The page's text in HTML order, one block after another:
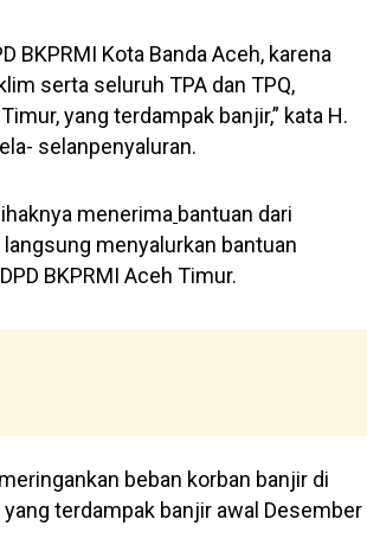
BKPRMI Kota Banda Aceh, karena
serta seluruh TPA dan TPQ,
yang terdampak banjir,” kata H.
selanpenyaluran.
menerima bantuan dari
langsung menyalurkan bantuan
BKPRMI Aceh Timur.
beban korban banjir di
terdampak banjir awal Desember